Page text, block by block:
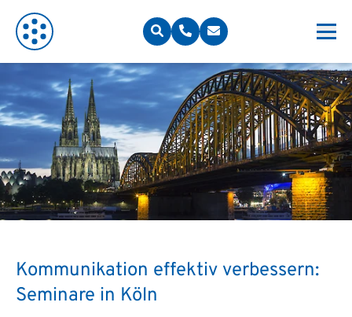
Kommunikation effektiv verbessern:
Seminare in Köln